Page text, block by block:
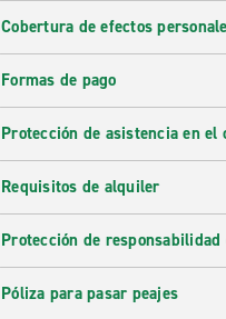
Cobertura de efectos
Formas de pago
Protección de asistencia en el
Requisitos de alquiler
Protección de
Póliza para pasar peajes